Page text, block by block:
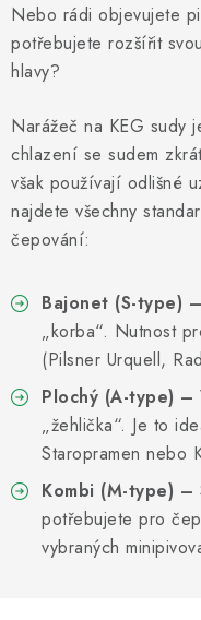
DOMÁCÍ SPOTŘEBIČE
KLIMATIZACE
ZNAČKY
Informační centrum
Hodnocení obchodu
Nebo rádi objevujete
potřebujete rozšířit
hlavy?
Narážeč na KEG sudy
chlazení se sudem
však používají odlišné
najdete všechny
čepování:
Bajonet (S-type) –
„korba“. Nutnost
(Pilsner Urquell,
Plochý (A-type) –
„žehlička“. Je to
Staropramen nebo
Kombi (M-type) –
potřebujete pro
vybraných